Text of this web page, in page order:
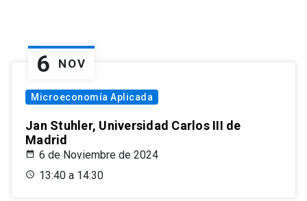
6 NOV
Microeconomía Aplicada
Jan Stuhler, Universidad Carlos III de
Madrid
6 de Noviembre de 2024
13:40 a 14:30